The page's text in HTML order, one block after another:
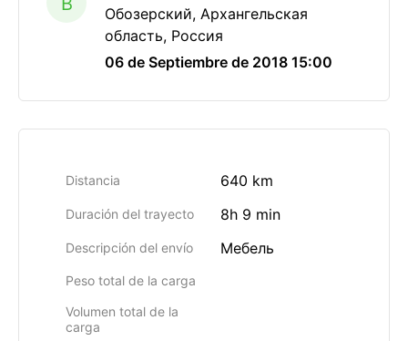
Обозерский, Архангельская
область, Россия
06 de Septiembre de 2018 15:00
Distancia 640 km
Duración del trayecto 8h 9 min
Descripción del envío Мебель
Peso total de la carga
Volumen total de la
carga